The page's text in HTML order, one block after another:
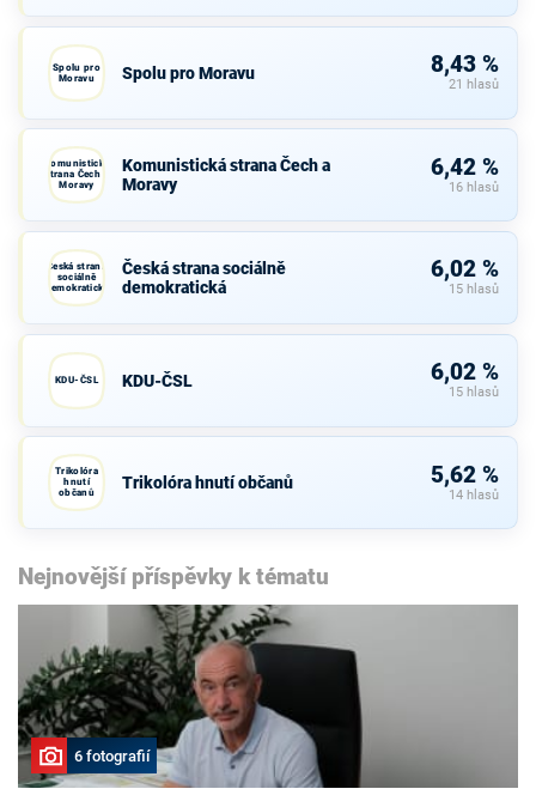
Spolu pro
Moravu
Spolu pro Moravu 8,43 %
21 hlasů
Komunistická
strana Čech a
Moravy
Komunistická strana Čech a
Moravy
6,42 %
16 hlasů
Česká strana
sociálně
demokratická
Česká strana sociálně
demokratická
6,02 %
15 hlasů
KDU-ČSL KDU-ČSL 6,02 %
15 hlasů
Trikolóra
hnutí
občanů
Trikolóra hnutí občanů 5,62 %
14 hlasů
Nejnovější příspěvky k tématu
6 fotografií